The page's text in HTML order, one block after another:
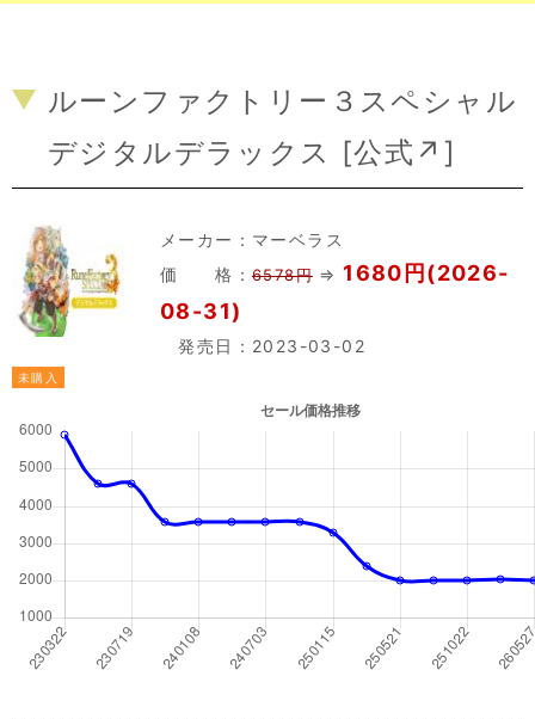
ルーンファクトリー３スペシャル
デジタルデラックス [公式↗ ]
メーカー： マーベラス
価 格： 6578円 ⇒ 1680円(2026-
08-31)
発売日：2023-03-02
未購入